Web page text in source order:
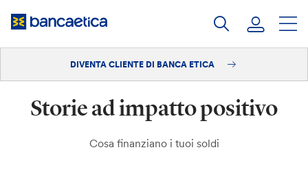
Diventa cliente
DIVENTA CLIENTE DI BANCA ETICA
Storie ad impatto positivo
Cosa finanziano i tuoi soldi